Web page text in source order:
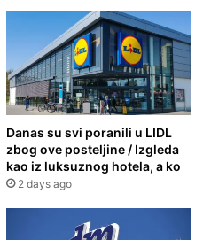
Danas su svi poranili u LIDL
zbog ove posteljine / Izgleda
kao iz luksuznog hotela, a ko
2 days ago